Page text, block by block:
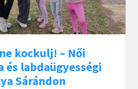
kockulj! – Női
és labdaügyességi
Sárándon